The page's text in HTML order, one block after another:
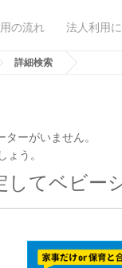
の流れ 法人利用
詳細検索
ーがいません。
う。
してベビー